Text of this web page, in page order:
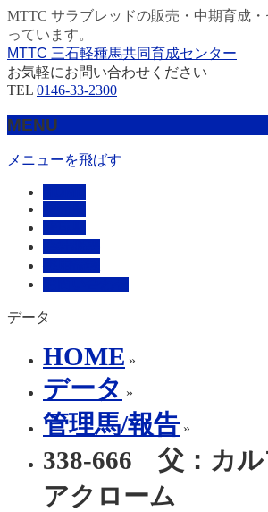
MTTC サラブレッドの販売・中期育成
っています。
MTTC 三石軽種馬共同育成センター
お気軽にお問い合わせください
TEL 0146-33-2300
MENU
メニューを飛ばす
データ
HOME »
データ »
管理馬/報告 »
338-666 父：カル
アクローム